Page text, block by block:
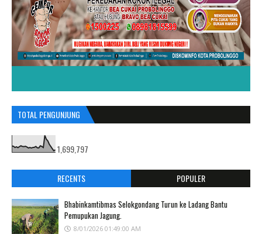
TOTAL PENGUNJUNG
1,699,797
RECENTS POPULER
Bhabinkamtibmas Selokgondang Turun ke Ladang Bantu
Pemupukan Jagung.
8/01/2026 01:49:00 AM